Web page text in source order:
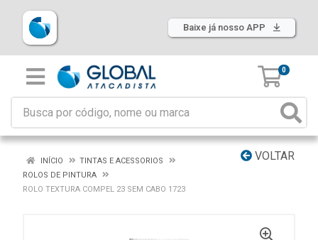
Baixe já nosso APP
0
VOLTAR
INÍCIO
TINTAS E ACESSORIOS
ROLOS DE PINTURA
ROLO TEXTURA COMPEL 23 SEM CABO 1723